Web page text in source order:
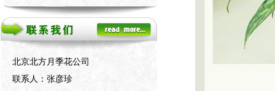
北京北方月季花公司
联系人：张彦珍